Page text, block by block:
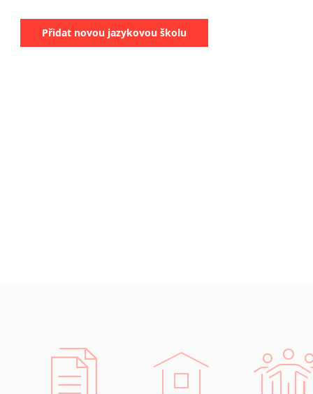
Přidat novou jazykovou školu